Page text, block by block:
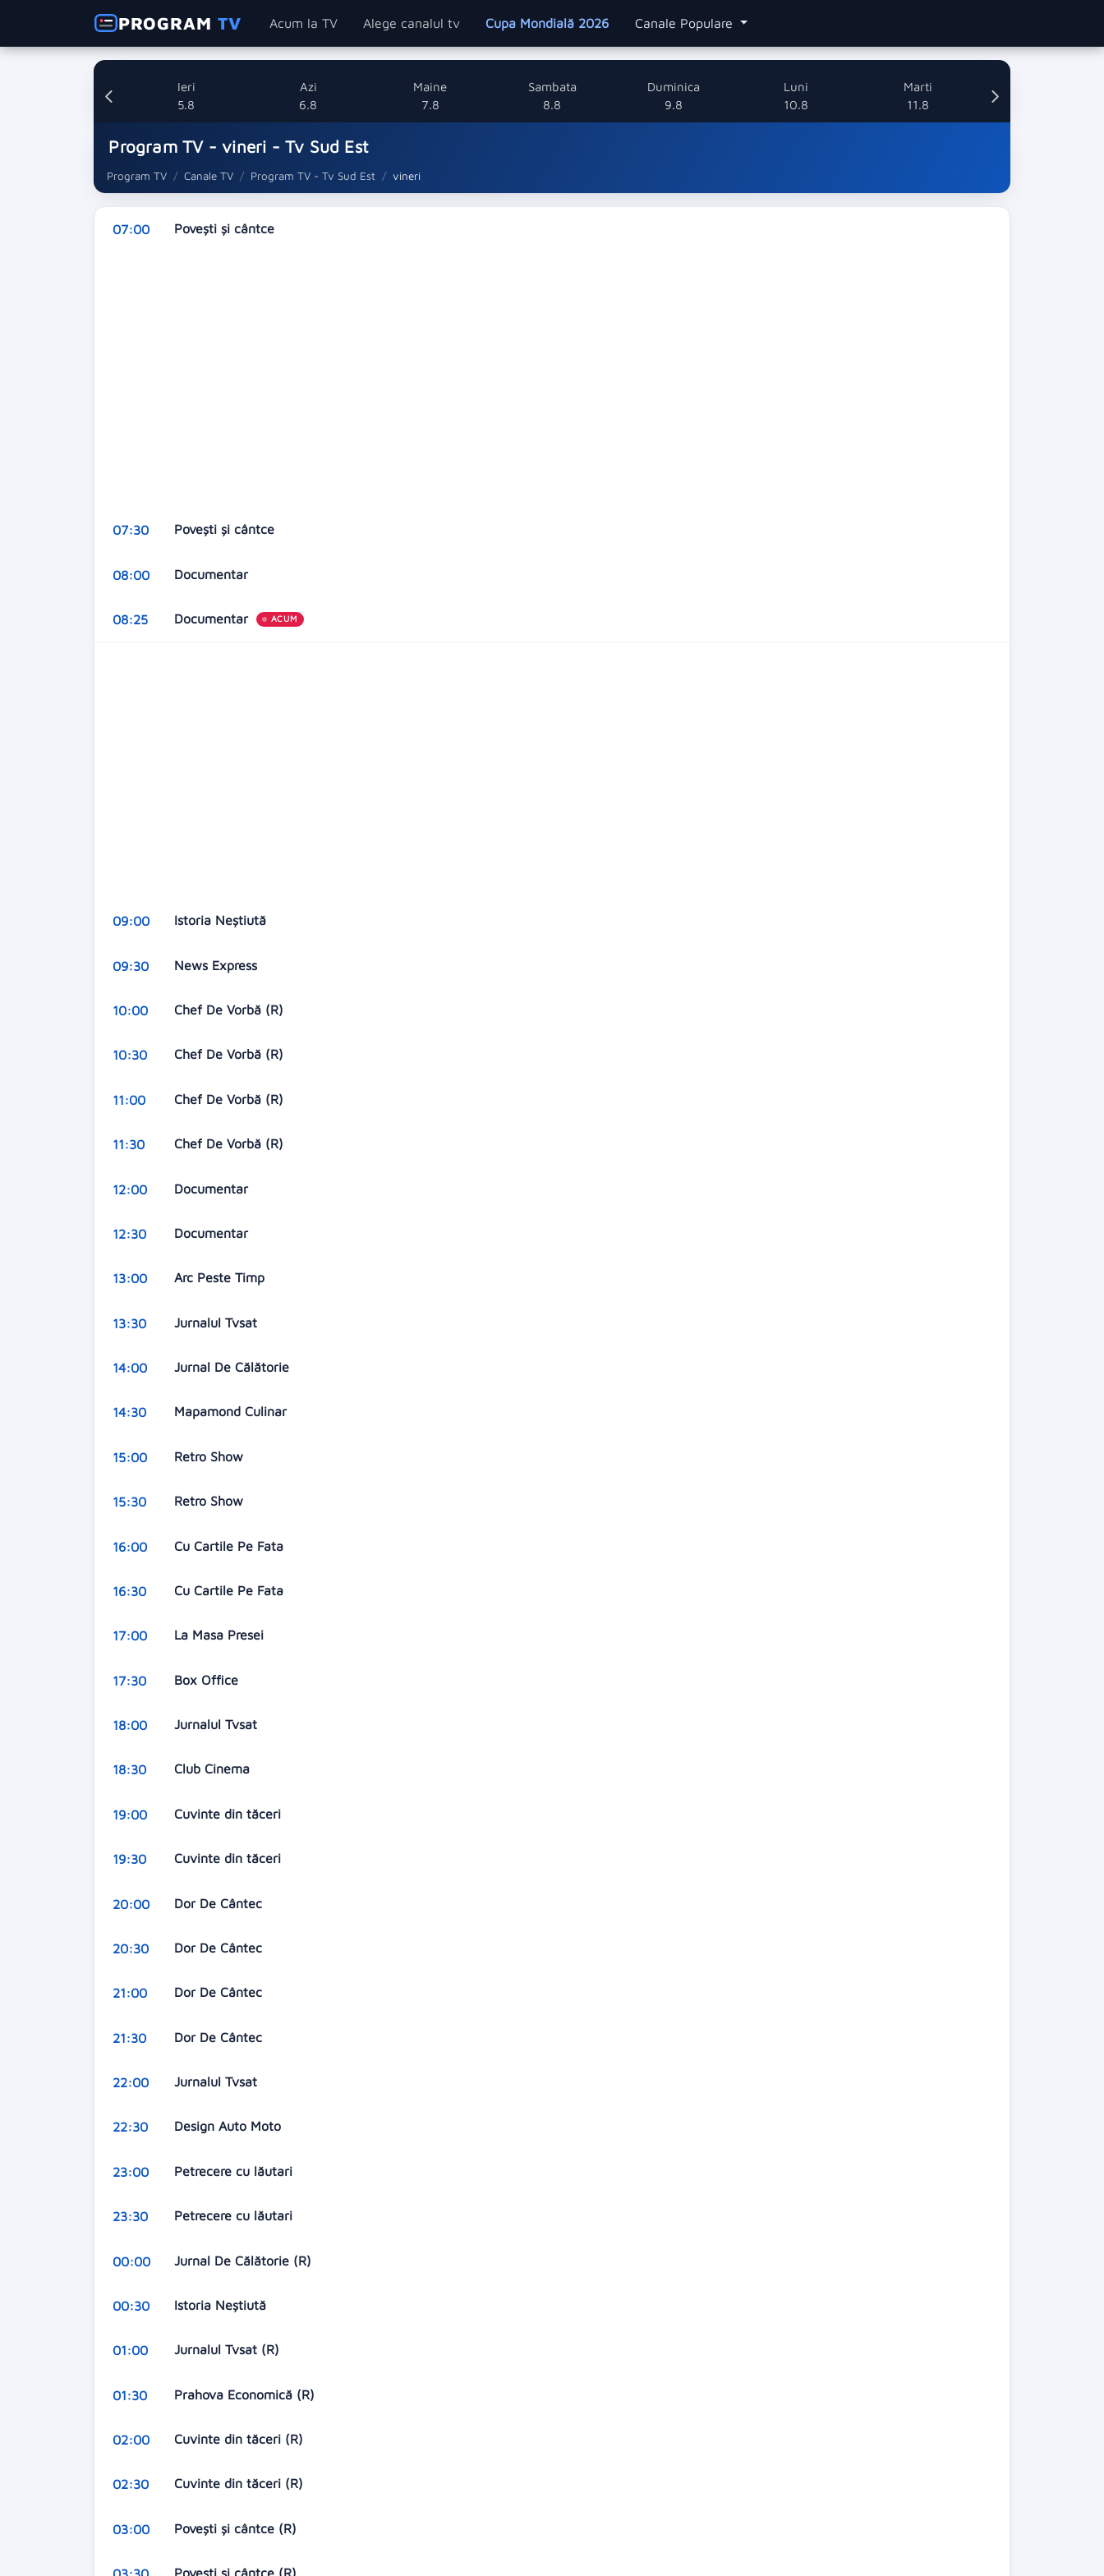
PROGRAMTV Acum la TV Alege canalul tv Cupa Mondială 2026 Canale Populare
Ieri
5.8
Azi
6.8
Maine
7.8
Sambata
8.8
Duminica
9.8
Luni
10.8
Marti
11.8
Program TV - vineri - Tv Sud Est
Program TV Canale TV Program TV - Tv Sud Est vineri
07:00 Povești și cântce
07:30 Povești și cântce
08:00 Documentar
08:25 Documentar ACUM
09:00 Istoria Neștiută
09:30 News Express
10:00 Chef De Vorbă (R)
10:30 Chef De Vorbă (R)
11:00 Chef De Vorbă (R)
11:30 Chef De Vorbă (R)
12:00 Documentar
12:30 Documentar
13:00 Arc Peste Timp
13:30 Jurnalul Tvsat
14:00 Jurnal De Călătorie
14:30 Mapamond Culinar
15:00 Retro Show
15:30 Retro Show
16:00 Cu Cartile Pe Fata
16:30 Cu Cartile Pe Fata
17:00 La Masa Presei
17:30 Box Office
18:00 Jurnalul Tvsat
18:30 Club Cinema
19:00 Cuvinte din tăceri
19:30 Cuvinte din tăceri
20:00 Dor De Cântec
20:30 Dor De Cântec
21:00 Dor De Cântec
21:30 Dor De Cântec
22:00 Jurnalul Tvsat
22:30 Design Auto Moto
23:00 Petrecere cu lăutari
23:30 Petrecere cu lăutari
00:00 Jurnal De Călătorie (R)
00:30 Istoria Neștiută
01:00 Jurnalul Tvsat (R)
01:30 Prahova Economică (R)
02:00 Cuvinte din tăceri (R)
02:30 Cuvinte din tăceri (R)
03:00 Povești și cântce (R)
Povești și cântce (R)